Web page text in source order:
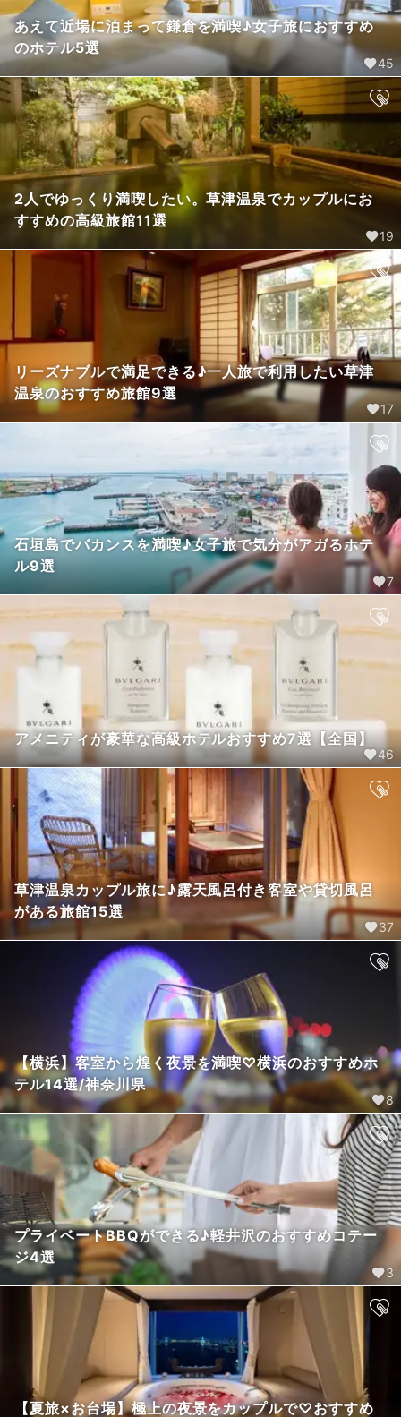
あえて近場に泊まって鎌倉を満喫♪女子旅におすすめ
のホテル5選
45
2人でゆっくり満喫したい。草津温泉でカップルにお
すすめの高級旅館11選
19
リーズナブルで満足できる♪一人旅で利用したい草津
温泉のおすすめ旅館9選
17
石垣島でバカンスを満喫♪女子旅で気分がアガるホテ
ル9選
7
アメニティが豪華な高級ホテルおすすめ7選【全国】
46
草津温泉カップル旅に♪露天風呂付き客室や貸切風呂
がある旅館15選
37
【横浜】客室から煌く夜景を満喫♡横浜のおすすめホ
テル14選/神奈川県
8
プライベートBBQができる♪軽井沢のおすすめコテー
ジ4選
3
【夏旅×お台場】極上の夜景をカップルで♡おすすめ